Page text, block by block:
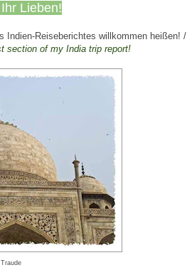
Lieben!
Indien-Reiseberichtes willkommen heißen! /
section of my India trip report!